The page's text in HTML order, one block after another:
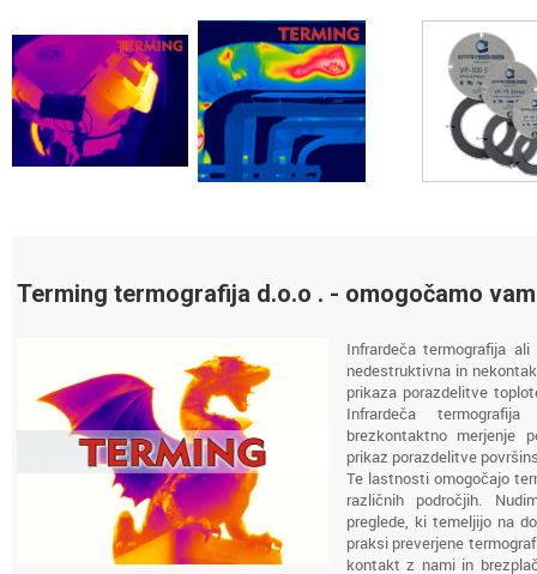
Terming termografija d.o.o . - omogočamo
Infrardeča termografija
nedestruktivna in
prikaza porazdelitve
Infrardeča
brezkontaktno merjenje
prikaz porazdelitve
Te lastnosti omogočajo
različnih področjih.
preglede, ki temeljijo na
praksi preverjene
kontakt z nami in